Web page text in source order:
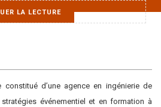
LA LECTURE
d’une agence en ingénierie de
événementiel et en formation à